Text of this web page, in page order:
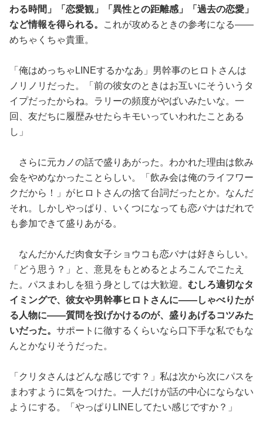
わる時間」「恋愛観」「異性との距離感」「過去の恋愛」
など情報を得られる。
これが攻めるときの参考になる——
めちゃくちゃ貴重。
「俺はめっちゃLINEするかなあ」男幹事のヒロトさんは
ノリノリだった。「前の彼女のときはお互いにそういうタ
イプだったからね。ラリーの頻度がやばいみたいな。一
回、友だちに履歴みせたらキモいっていわれたことある
し」
さらに元カノの話で盛りあがった。わかれた理由は飲み
会をやめなかったことらしい。「飲み会は俺のライフワー
クだから！」がヒロトさんの捨て台詞だったとか。なんだ
それ。しかしやっぱり、いくつになっても恋バナはだれで
も参加できて盛りあがる。
なんだかんだ肉食女子ショウコも恋バナは好きらしい。
「どう思う？」と、意見をもとめるとよろこんでこたえ
た。パスまわしを狙う身としては大歓迎。 むしろ適切なタ
イミングで、彼女や男幹事ヒロトさんに——しゃべりたが
る人物に——質問を投げかけるのが、盛りあげるコツみた
いだった。 サポートに徹するくらいなら口下手な私でもな
んとかなりそうだった。
「クリタさんはどんな感じです？」私は次から次にパスを
まわすように気をつけた。一人だけが話の中心にならない
ようにする。「やっぱりLINEしてたい感じですか？」